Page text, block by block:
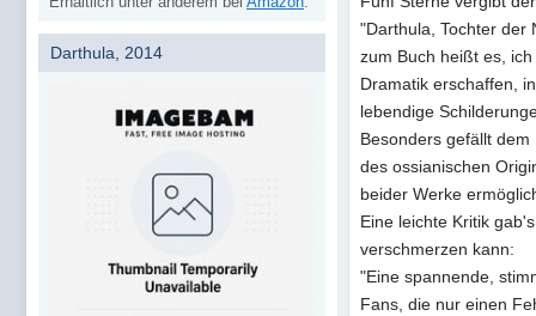
"Darthula, Tochter der
zum Buch heißt es,
Dramatik erschaffen,
lebendige
Besonders gefällt
des ossianischen
beider Werke
Eine leichte Kritik
verschmerzen kann:
"Eine spannende,
Fans, die nur einen
Darthula, 2014